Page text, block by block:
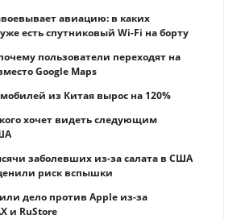
авиацию: в каких
есть спутниковый Wi-Fi на борту
пользователи переходят на
Google Maps
из Китая вырос на 120%
хочет видеть следующим
заболевших из-за салата в США
риск вспышки
дело против Apple из-за
и RuStore